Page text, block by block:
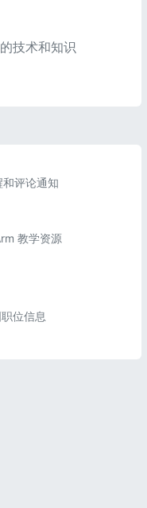
技术和知识
评论通知
教学资源
位信息